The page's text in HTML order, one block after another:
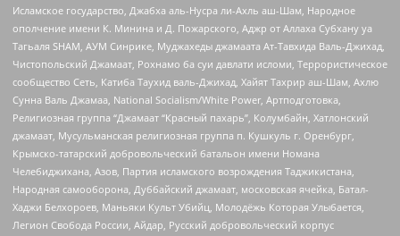
Исламское государство, Джабха аль-Нусра ли-Ахль аш-Шам, Народное
ополчение имени К. Минина и Д. Пожарского, Аджр от Аллаха Субхану уа
Тагьаля SHAM, АУМ Синрике, Муджахеды джамаата Ат-Тавхида Валь-Джихад,
Чистопольский Джамаат, Рохнамо ба суи давлати исломи, Террористическое
сообщество Сеть, Катиба Таухид валь-Джихад, Хайят Тахрир аш-Шам, Ахлю
Сунна Валь Джамаа, National Socialism/White Power, Артподготовка,
Религиозная группа “Джамаат “Красный пахарь”, Колумбайн, Хатлонский
джамаат, Мусульманская религиозная группа п. Кушкуль г. Оренбург,
Крымско-татарский добровольческий батальон имени Номана
Челебиджихана, Азов, Партия исламского возрождения Таджикистана,
Народная самооборона, Дуббайский джамаат, московская ячейка, Батал-
Хаджи Белхороев, Маньяки Культ Убийц, Молодёжь Которая Улыбается,
Легион Свобода России, Айдар, Русский добровольческий корпус